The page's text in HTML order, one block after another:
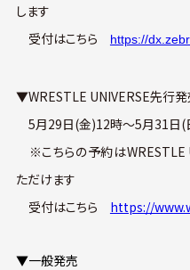
します
受付はこちら
https://
▼WRESTLE UNIVERSE先行発
5月29日(金)12時〜5月31日(
※こちらの予約はWRESTLE
ただけます
受付はこちら https://
▼一般発売